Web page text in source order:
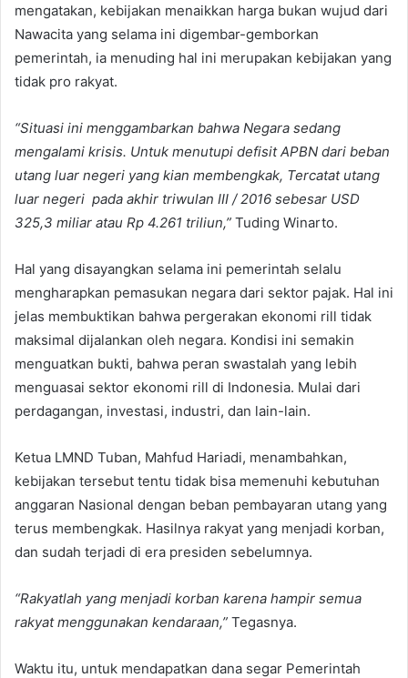
mengatakan, kebijakan menaikkan harga bukan wujud dari
Nawacita yang selama ini digembar-gemborkan
pemerintah, ia menuding hal ini merupakan kebijakan yang
tidak pro rakyat.
“Situasi ini menggambarkan bahwa Negara sedang
mengalami krisis. Untuk menutupi defisit APBN dari beban
utang luar negeri yang kian membengkak, Tercatat utang
luar negeri pada akhir triwulan III / 2016 sebesar USD
325,3 miliar atau Rp 4.261 triliun,” Tuding Winarto.
Hal yang disayangkan selama ini pemerintah selalu
mengharapkan pemasukan negara dari sektor pajak. Hal ini
jelas membuktikan bahwa pergerakan ekonomi rill tidak
maksimal dijalankan oleh negara. Kondisi ini semakin
menguatkan bukti, bahwa peran swastalah yang lebih
menguasai sektor ekonomi rill di Indonesia. Mulai dari
perdagangan, investasi, industri, dan lain-lain.
Ketua LMND Tuban, Mahfud Hariadi, menambahkan,
kebijakan tersebut tentu tidak bisa memenuhi kebutuhan
anggaran Nasional dengan beban pembayaran utang yang
terus membengkak. Hasilnya rakyat yang menjadi korban,
dan sudah terjadi di era presiden sebelumnya.
“Rakyatlah yang menjadi korban karena hampir semua
rakyat menggunakan kendaraan,” Tegasnya.
Waktu itu, untuk mendapatkan dana segar Pemerintah